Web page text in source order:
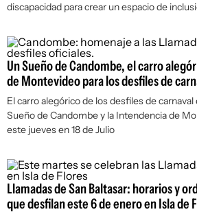
discapacidad para crear un espacio de
Un Sueño de Candombe, el carro
de Montevideo para los desfiles de
El carro alegórico de los desfiles de
Sueño de Candombe y la Intendencia de
este jueves en 18 de Julio
Llamadas de San Baltasar: horarios y
que desfilan este 6 de enero en Isla de